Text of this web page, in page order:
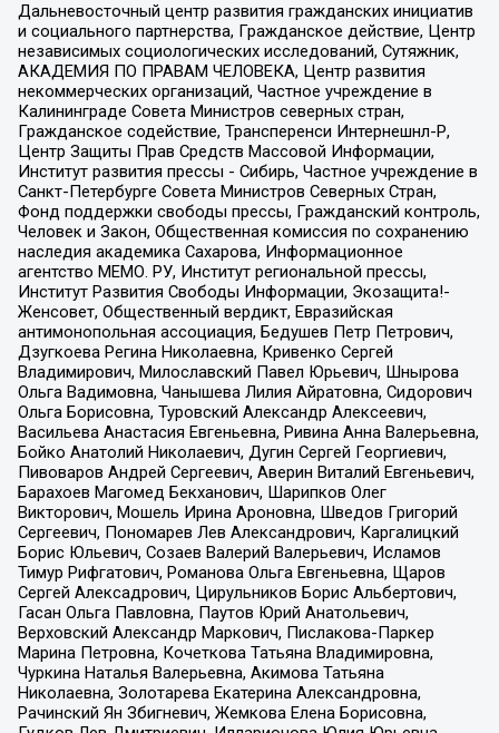
Дальневосточный центр развития гражданских инициатив
и социального партнерства, Гражданское действие, Центр
независимых социологических исследований, Сутяжник,
АКАДЕМИЯ ПО ПРАВАМ ЧЕЛОВЕКА, Центр развития
некоммерческих организаций, Частное учреждение в
Калининграде Совета Министров северных стран,
Гражданское содействие, Трансперенси Интернешнл-Р,
Центр Защиты Прав Средств Массовой Информации,
Институт развития прессы - Сибирь, Частное учреждение в
Санкт-Петербурге Совета Министров Северных Стран,
Фонд поддержки свободы прессы, Гражданский контроль,
Человек и Закон, Общественная комиссия по сохранению
наследия академика Сахарова, Информационное
агентство МЕМО. РУ, Институт региональной прессы,
Институт Развития Свободы Информации, Экозащита!-
Женсовет, Общественный вердикт, Евразийская
антимонопольная ассоциация, Бедушев Петр Петрович,
Дзугкоева Регина Николаевна, Кривенко Сергей
Владимирович, Милославский Павел Юрьевич, Шнырова
Ольга Вадимовна, Чанышева Лилия Айратовна, Сидорович
Ольга Борисовна, Туровский Александр Алексеевич,
Васильева Анастасия Евгеньевна, Ривина Анна Валерьевна,
Бойко Анатолий Николаевич, Дугин Сергей Георгиевич,
Пивоваров Андрей Сергеевич, Аверин Виталий Евгеньевич,
Барахоев Магомед Бекханович, Шарипков Олег
Викторович, Мошель Ирина Ароновна, Шведов Григорий
Сергеевич, Пономарев Лев Александрович, Каргалицкий
Борис Юльевич, Созаев Валерий Валерьевич, Исламов
Тимур Рифгатович, Романова Ольга Евгеньевна, Щаров
Сергей Алексадрович, Цирульников Борис Альбертович,
Гасан Ольга Павловна, Паутов Юрий Анатольевич,
Верховский Александр Маркович, Пислакова-Паркер
Марина Петровна, Кочеткова Татьяна Владимировна,
Чуркина Наталья Валерьевна, Акимова Татьяна
Николаевна, Золотарева Екатерина Александровна,
Рачинский Ян Збигневич, Жемкова Елена Борисовна,